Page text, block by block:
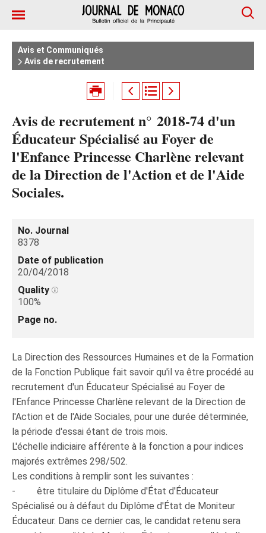
Avis et Communiqués
Avis de recrutement
Avis de recrutement n° 2018-74 d'un
Éducateur Spécialisé au Foyer de
l'Enfance Princesse Charlène relevant
de la Direction de l'Action et de l'Aide
Sociales.
No. Journal
8378
Date of publication
20/04/2018
Quality
100%
Page no.
La Direction des Ressources Humaines et de la Formation
de la Fonction Publique fait savoir qu'il va être procédé au
recrutement d'un Éducateur Spécialisé au Foyer de
l'Enfance Princesse Charlène relevant de la Direction de
l'Action et de l'Aide Sociales, pour une durée déterminée,
la période d'essai étant de trois mois.
L'échelle indiciaire afférente à la fonction a pour indices
majorés extrêmes 298/502.
Les conditions à remplir sont les suivantes :
- être titulaire du Diplôme d'État d'Éducateur
Spécialisé ou à défaut du Diplôme d'État de Moniteur
Éducateur. Dans ce dernier cas, le candidat retenu sera